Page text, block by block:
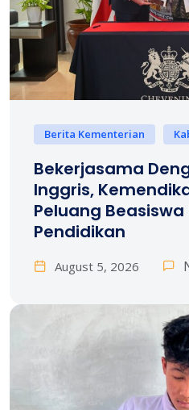
Berita Kementerian
Bekerjasama
Inggris,
Peluang Beasiswa
Pendidikan
August 5, 2026